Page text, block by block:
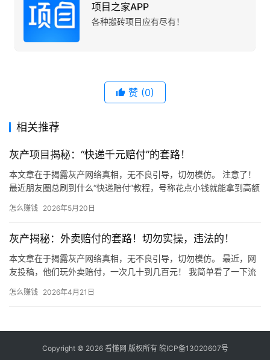
项目之家APP
各种搬砖项目应有尽有！
赞 (0)
相关推荐
灰产项目揭秘：“快递千元赔付”的套路！
本文章在于揭露灰产网络真相，无不良引导，切勿模仿。 注意了！
最近朋友圈总刷到什么“快递赔付”教程，号称花点小钱就能拿到高额
怎么赚钱 2026年5月20日
灰产揭秘：外卖赔付的套路！切勿实操，违法的！
本文章在于揭露灰产网络真相，无不良引导，切勿模仿。 最近，网
友投稿，他们玩外卖赔付，一次几十到几百元！ 我简单看了一下流
揭…
怎么赚钱 2026年4月21日
Copyright © 2026 看懂网 版权所有 皖ICP备13020607号